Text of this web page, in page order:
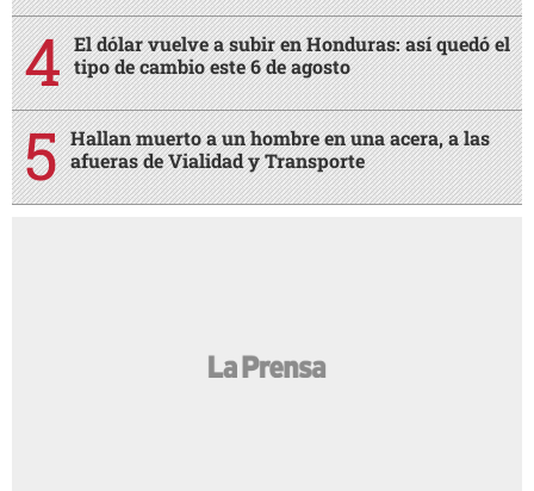
El dólar vuelve a subir en Honduras: así quedó el
tipo de cambio este 6 de agosto
Hallan muerto a un hombre en una acera, a las
afueras de Vialidad y Transporte